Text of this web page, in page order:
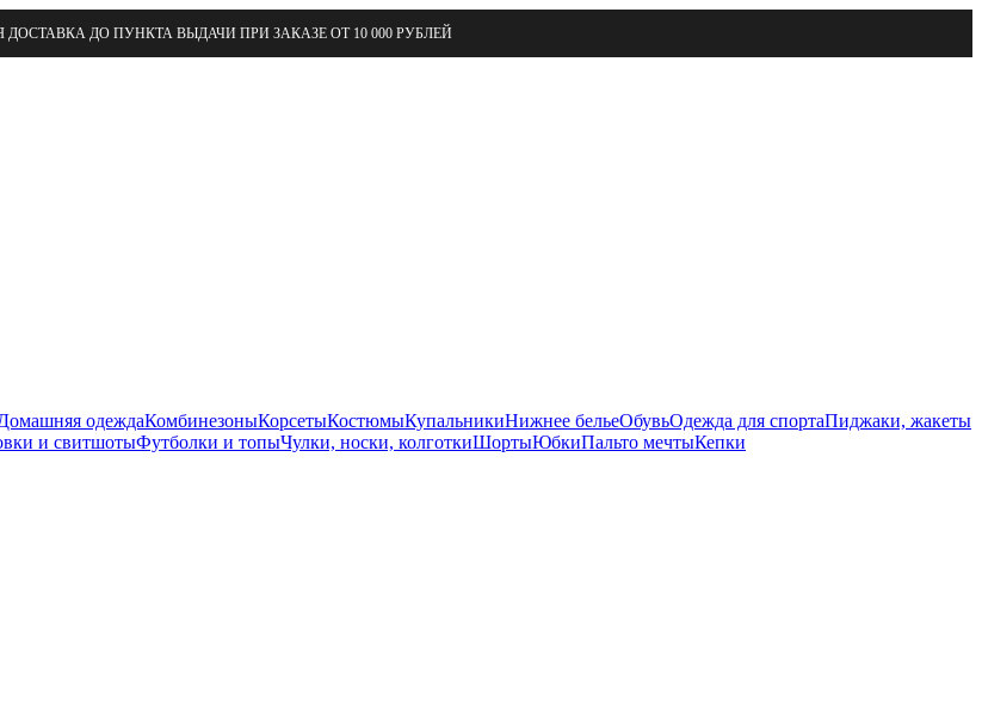
ДОСТАВКА ДО ПУНКТА ВЫДАЧИ ПРИ ЗАКАЗЕ ОТ 10 000 РУБЛЕЙ
одеждаКомбинезоныКорсетыКостюмыКупальникиНижнее бельеОбувьОдежда для спортаПиджаки, жакеты
и свитшотыФутболки и топыЧулки, носки, колготкиШортыЮбкиПальто мечтыКепки